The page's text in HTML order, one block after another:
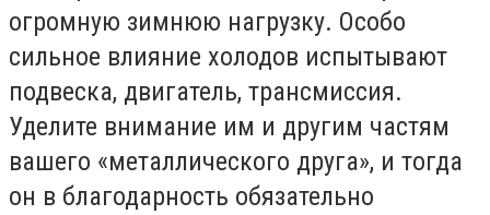
огромную зимнюю нагрузку. Особо
сильное влияние холодов испытывают
подвеска, двигатель, трансмиссия.
Уделите внимание им и другим частям
вашего «металлического друга», и тогда
он в благодарность обязательно